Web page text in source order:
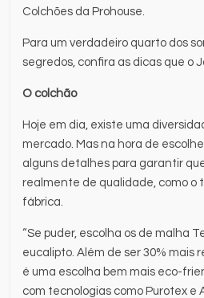
Colchões da Prohouse.
Para um verdadeiro quarto dos
segredos, confira as dicas que o
O colchão
Hoje em dia, existe uma
mercado. Mas na hora de
alguns detalhes para garantir
realmente de qualidade, como o
fábrica.
“Se puder, escolha os de malha
eucalipto. Além de ser 30% mais
é uma escolha bem mais eco-
com tecnologias como Purotex e